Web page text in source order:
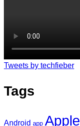
Tweets by techfieber
Tags
Android app Apple